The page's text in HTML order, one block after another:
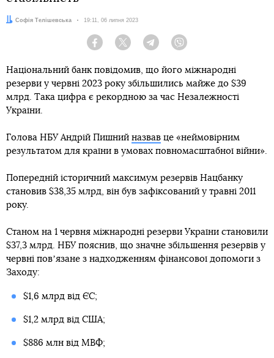
Автор:
Софія Телішевська Дата:
19:11, 06 липня 2023
Facebook Twitter Telegram
Національний банк повідомив, що його міжнародні
резерви у червні 2023 року збільшились майже до $39
млрд. Така цифра є рекордною за час Незалежності
України.
Голова НБУ Андрій Пишний назвав це «неймовірним
результатом для країни в умовах повномасштабної війни».
Попередній історичний максимум резервів Нацбанку
становив $38,35 млрд, він був зафіксований у травні 2011
року.
Станом на 1 червня міжнародні резерви України становили
$37,3 млрд. НБУ пояснив, що значне збільшення резервів у
червні повʼязане з надходженням фінансової допомоги з
Заходу:
$1,6 млрд від ЄС;
$1,2 млрд від США;
$886 млн від МВФ;